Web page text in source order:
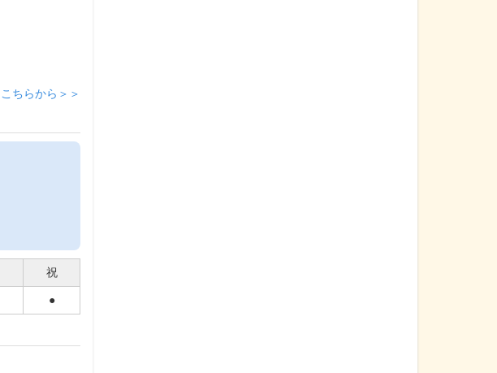
こちらから＞＞
祝
●